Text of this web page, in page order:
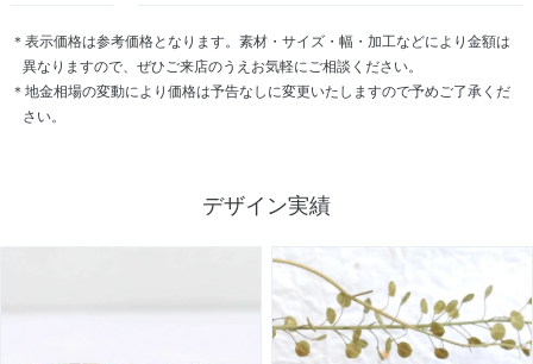
＊表示価格は参考価格となります。素材・サイズ・幅・加工などにより金額は
異なりますので、ぜひご来店のうえお気軽にご相談ください。
＊地金相場の変動により価格は予告なしに変更いたしますので予めご了承くだ
さい。
デザイン実績